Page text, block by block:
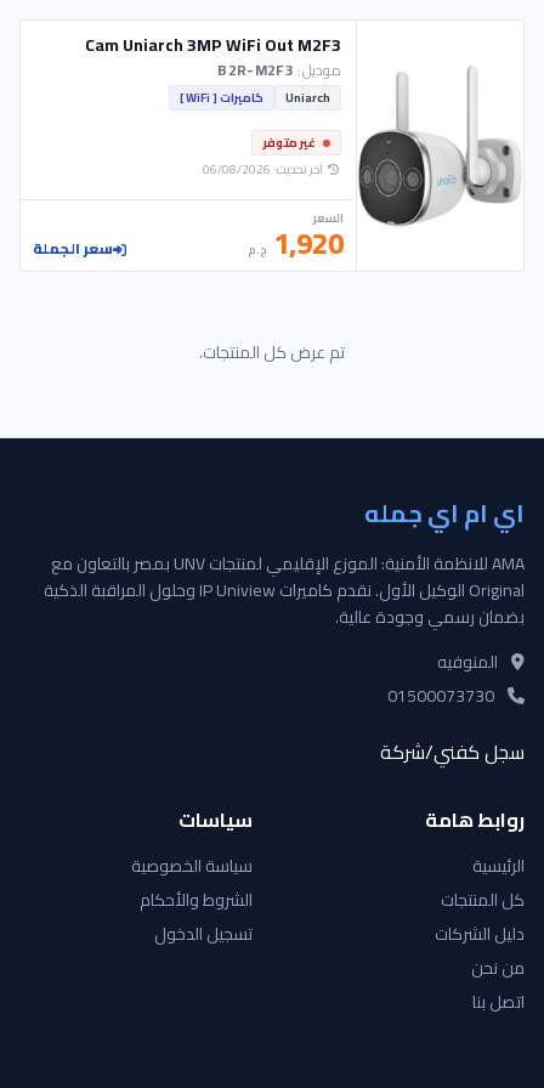
Cam Uniarch 3MP WiFi Out M2F3
موديل:
Uniarch
كاميرات [ WiFi ]
غير متوفر
آخر تحديث: 06/08/2026
السعر
1,920 ج.م سعر الجملة
تم عرض كل المنتجات.
اي ام اي جمله
AMA للانظمة الأمنية: الموزع الإقليمي لمنتجات UNV بمصر بالتعاون مع
Original الوكيل الأول. نقدم كاميرات IP Uniview وحلول المراقبة الذكية
بضمان رسمي وجودة عالية.
المنوفيه
سجل كفني/شركة
روابط هامة
الرئيسية
كل المنتجات
دليل الشركات
من نحن
اتصل بنا
سياسات
سياسة الخصوصية
الشروط والأحكام
تسجيل الدخول